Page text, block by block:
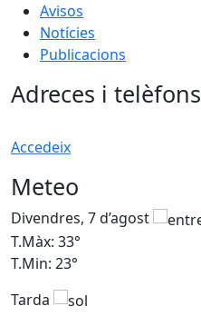
Avisos
Notícies
Publicacions
Adreces i telèfons
Accedeix
Meteo
Divendres, 7 d’agost
T.Màx: 33°
T.Min: 23°
Tarda